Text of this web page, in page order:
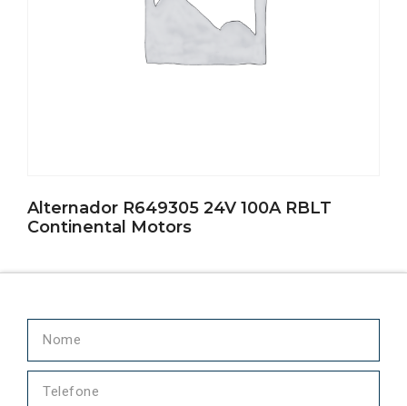
Alternador R649305 24V 100A RBLT
Continental Motors